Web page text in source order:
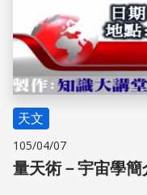
天文
105/04/07
量天術－宇宙學簡